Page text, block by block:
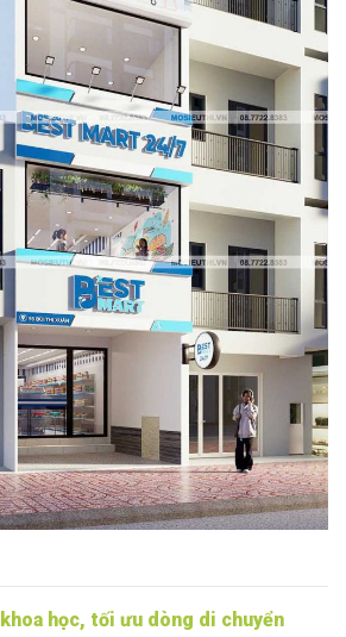
học, tối ưu dòng di chuyển